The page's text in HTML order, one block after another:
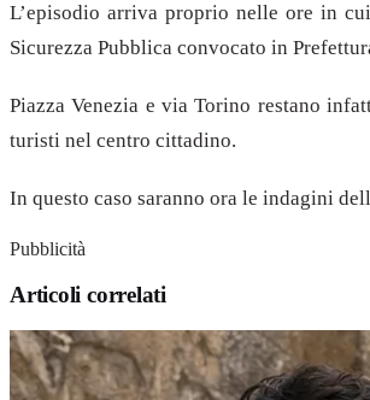
L’episodio arriva proprio nelle ore in
Sicurezza Pubblica convocato in
Piazza Venezia e via Torino restano
turisti nel centro cittadino.
In questo caso saranno ora le indagini
Pubblicità
Articoli correlati